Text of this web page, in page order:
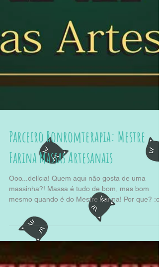
Parceiro Ronromterapia: Mestre
Farina Massas Artesanais
Ooo...delícia! Quem aqui não gosta de uma
massinha?! Massa é tudo de bom, mas bom
mesmo quando é do Mestre Farina! Por que? :o
Para...